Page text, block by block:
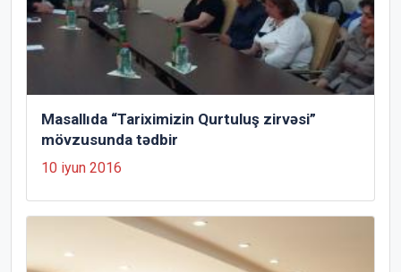
Masallıda “Tariximizin Qurtuluş zirvəsi”
mövzusunda tədbir
10 iyun 2016